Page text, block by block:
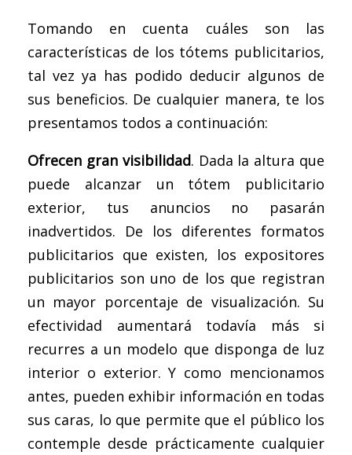
Tomando en cuenta cuáles son las
características de los tótems publicitarios,
tal vez ya has podido deducir algunos de
sus beneficios. De cualquier manera, te los
presentamos todos a continuación:
Ofrecen gran visibilidad. Dada la altura que
puede alcanzar un tótem publicitario
exterior, tus anuncios no pasarán
inadvertidos. De los diferentes formatos
publicitarios que existen, los expositores
publicitarios son uno de los que registran
un mayor porcentaje de visualización. Su
efectividad aumentará todavía más si
recurres a un modelo que disponga de luz
interior o exterior. Y como mencionamos
antes, pueden exhibir información en todas
sus caras, lo que permite que el público los
contemple desde prácticamente cualquier